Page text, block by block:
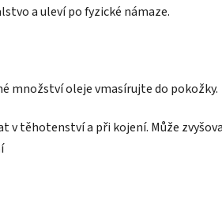
a uleví po fyzické námaze.
množství oleje vmasírujte do pokožky.
v těhotenství a při kojení. Může